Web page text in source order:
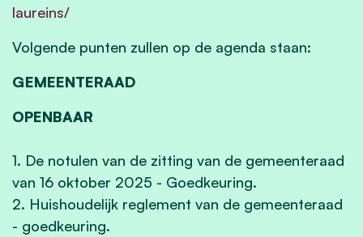
laureins/
Volgende punten zullen op de agenda staan:
GEMEENTERAAD
OPENBAAR
1. De notulen van de zitting van de gemeenteraad
van 16 oktober 2025 - Goedkeuring.
2. Huishoudelijk reglement van de gemeenteraad
- goedkeuring.